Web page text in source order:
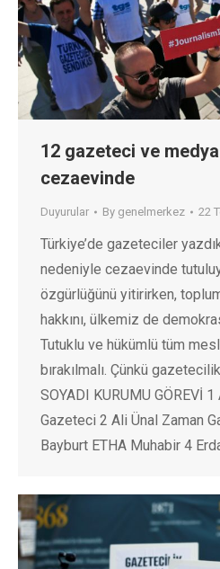
12 gazeteci ve medya
cezaevinde
Duyurular By genelmerkez 22
Türkiye’de gazeteciler
nedeniyle cezaevinde
özgürlüğünü yitirirken,
hakkını, ülkemiz de
Tutuklu ve hükümlü tüm
bırakılmalı. Çünkü
SOYADI KURUMU GÖREVİ
Gazeteci 2 Ali Ünal Zaman
Bayburt ETHA Muhabir 4